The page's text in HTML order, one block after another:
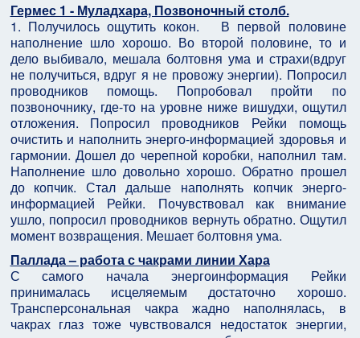
Гермес 1 - Муладхара, Позвоночный столб.
1. Получилось ощутить кокон. В первой половине
наполнение шло хорошо. Во второй половине, то и
дело выбивало, мешала болтовня ума и страхи(вдруг
не получиться, вдруг я не провожу энергии). Попросил
проводников помощь. Попробовал пройти по
позвоночнику, где-то на уровне ниже вишудхи, ощутил
отложения. Попросил проводников Рейки помощь
очистить и наполнить энерго-информацией здоровья и
гармонии. Дошел до черепной коробки, наполнил там.
Наполнение шло довольно хорошо. Обратно прошел
до копчик. Стал дальше наполнять копчик энерго-
информацией Рейки. Почувствовал как внимание
ушло, попросил проводников вернуть обратно. Ощутил
момент возвращения. Мешает болтовня ума.
Паллада – работа с чакрами линии Хара
С самого начала энергоинформация Рейки
принималась исцеляемым достаточно хорошо.
Трансперсональная чакра жадно наполнялась, в
чакрах глаз тоже чувствовался недостаток энергии,